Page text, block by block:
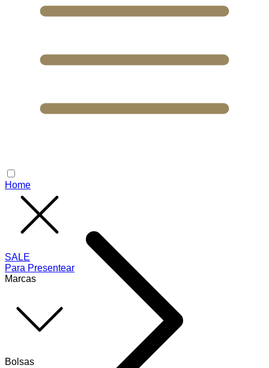
SALE
Para Presentear
Marcas
Bolsas
Home